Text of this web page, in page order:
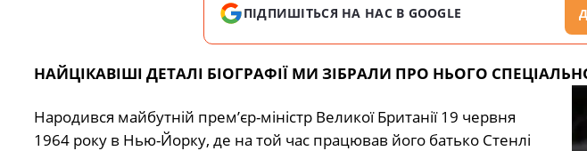
ПІДПИШІТЬСЯ НА НАС В GOOGLE
НАЙЦІКАВІШІ ДЕТАЛІ БІОГРАФІЇ МИ ЗІБРАЛИ ПРО НЬОГО
Народився майбутній прем’єр-міністр Великої Британії 19 червня
1964 року в Нью-Йорку, де на той час працював його батько Стенлі